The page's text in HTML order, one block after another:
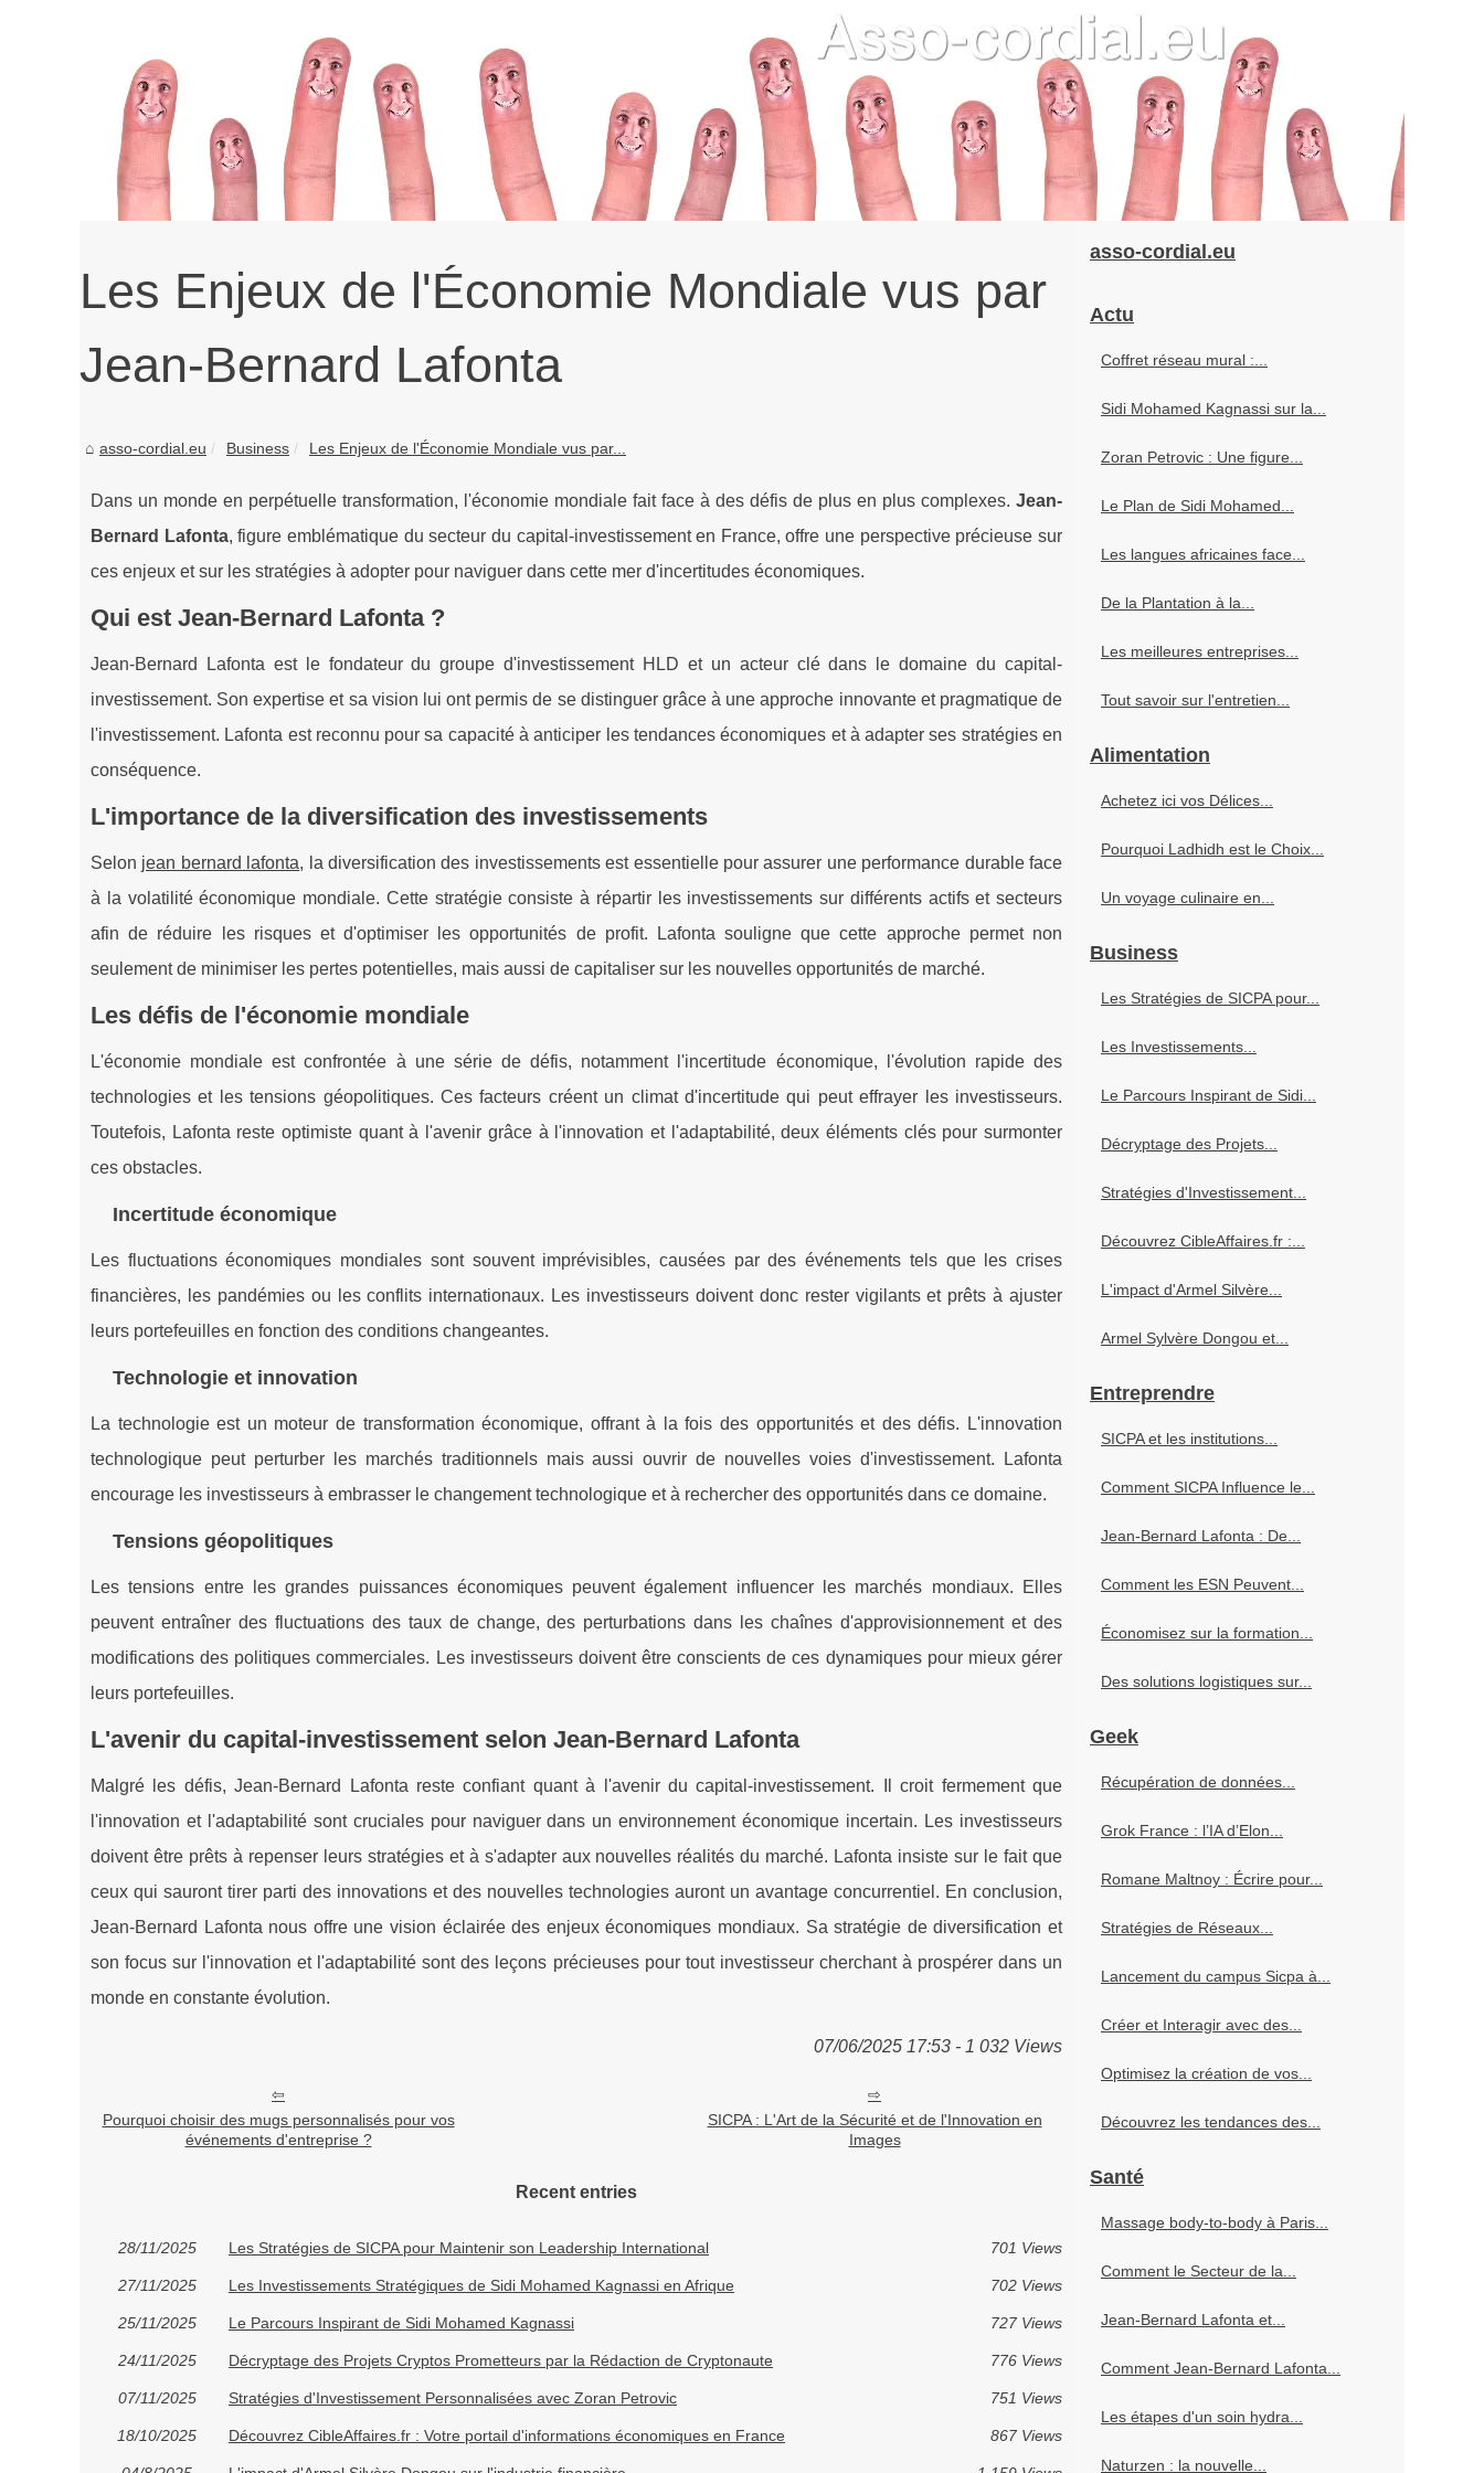
Les Enjeux de l'Économie Mondiale vus par
Jean-Bernard Lafonta
asso-cordial.eu Business Les Enjeux de l'Économie Mondiale vus par...
Dans un monde en perpétuelle transformation, l'économie mondiale fait face à des défis de plus en plus complexes. Jean-
Bernard Lafonta, figure emblématique du secteur du capital-investissement en France, offre une perspective précieuse sur
ces enjeux et sur les stratégies à adopter pour naviguer dans cette mer d'incertitudes économiques.
Qui est Jean-Bernard Lafonta ?
Jean-Bernard Lafonta est le fondateur du groupe d'investissement HLD et un acteur clé dans le domaine du capital-
investissement. Son expertise et sa vision lui ont permis de se distinguer grâce à une approche innovante et pragmatique de
l'investissement. Lafonta est reconnu pour sa capacité à anticiper les tendances économiques et à adapter ses stratégies en
conséquence.
L'importance de la diversification des investissements
Selon jean bernard lafonta, la diversification des investissements est essentielle pour assurer une performance durable face
à la volatilité économique mondiale. Cette stratégie consiste à répartir les investissements sur différents actifs et secteurs
afin de réduire les risques et d'optimiser les opportunités de profit. Lafonta souligne que cette approche permet non
seulement de minimiser les pertes potentielles, mais aussi de capitaliser sur les nouvelles opportunités de marché.
Les défis de l'économie mondiale
L'économie mondiale est confrontée à une série de défis, notamment l'incertitude économique, l'évolution rapide des
technologies et les tensions géopolitiques. Ces facteurs créent un climat d'incertitude qui peut effrayer les investisseurs.
Toutefois, Lafonta reste optimiste quant à l'avenir grâce à l'innovation et l'adaptabilité, deux éléments clés pour surmonter
ces obstacles.
Incertitude économique
Les fluctuations économiques mondiales sont souvent imprévisibles, causées par des événements tels que les crises
financières, les pandémies ou les conflits internationaux. Les investisseurs doivent donc rester vigilants et prêts à ajuster
leurs portefeuilles en fonction des conditions changeantes.
Technologie et innovation
La technologie est un moteur de transformation économique, offrant à la fois des opportunités et des défis. L'innovation
technologique peut perturber les marchés traditionnels mais aussi ouvrir de nouvelles voies d'investissement. Lafonta
encourage les investisseurs à embrasser le changement technologique et à rechercher des opportunités dans ce domaine.
Tensions géopolitiques
Les tensions entre les grandes puissances économiques peuvent également influencer les marchés mondiaux. Elles
peuvent entraîner des fluctuations des taux de change, des perturbations dans les chaînes d'approvisionnement et des
modifications des politiques commerciales. Les investisseurs doivent être conscients de ces dynamiques pour mieux gérer
leurs portefeuilles.
L'avenir du capital-investissement selon Jean-Bernard Lafonta
Malgré les défis, Jean-Bernard Lafonta reste confiant quant à l'avenir du capital-investissement. Il croit fermement que
l'innovation et l'adaptabilité sont cruciales pour naviguer dans un environnement économique incertain. Les investisseurs
doivent être prêts à repenser leurs stratégies et à s'adapter aux nouvelles réalités du marché. Lafonta insiste sur le fait que
ceux qui sauront tirer parti des innovations et des nouvelles technologies auront un avantage concurrentiel. En conclusion,
Jean-Bernard Lafonta nous offre une vision éclairée des enjeux économiques mondiaux. Sa stratégie de diversification et
son focus sur l'innovation et l'adaptabilité sont des leçons précieuses pour tout investisseur cherchant à prospérer dans un
monde en constante évolution.
07/06/2025 17:53 - 1 032 Views
Pourquoi choisir des mugs personnalisés pour vos
événements d'entreprise ?
SICPA : L'Art de la Sécurité et de l'Innovation en
Images
Recent entries
28/11/2025 Les Stratégies de SICPA pour Maintenir son Leadership International 701 Views
27/11/2025 Les Investissements Stratégiques de Sidi Mohamed Kagnassi en Afrique 702 Views
25/11/2025 Le Parcours Inspirant de Sidi Mohamed Kagnassi 727 Views
24/11/2025 Décryptage des Projets Cryptos Prometteurs par la Rédaction de Cryptonaute 776 Views
07/11/2025 Stratégies d'Investissement Personnalisées avec Zoran Petrovic 751 Views
18/10/2025 Découvrez CibleAffaires.fr : Votre portail d'informations économiques en France 867 Views
asso-cordial.eu
Actu
Coffret réseau mural :...
Sidi Mohamed Kagnassi sur la...
Zoran Petrovic : Une figure...
Le Plan de Sidi Mohamed...
Les langues africaines face...
De la Plantation à la...
Les meilleures entreprises...
Tout savoir sur l'entretien...
Alimentation
Achetez ici vos Délices...
Pourquoi Ladhidh est le Choix...
Un voyage culinaire en...
Business
Les Stratégies de SICPA pour...
Les Investissements...
Le Parcours Inspirant de Sidi...
Décryptage des Projets...
Stratégies d'Investissement...
Découvrez CibleAffaires.fr :...
L'impact d'Armel Silvère...
Armel Sylvère Dongou et...
Entreprendre
SICPA et les institutions...
Comment SICPA Influence le...
Jean-Bernard Lafonta : De...
Comment les ESN Peuvent...
Économisez sur la formation...
Des solutions logistiques sur...
Geek
Récupération de données...
Grok France : l’IA d’Elon...
Romane Maltnoy : Écrire pour...
Stratégies de Réseaux...
Lancement du campus Sicpa à...
Créer et Interagir avec des...
Optimisez la création de vos...
Découvrez les tendances des...
Santé
Massage body-to-body à Paris...
Comment le Secteur de la...
Jean-Bernard Lafonta et...
Comment Jean-Bernard Lafonta...
Les étapes d'un soin hydra...
Naturzen : la nouvelle...